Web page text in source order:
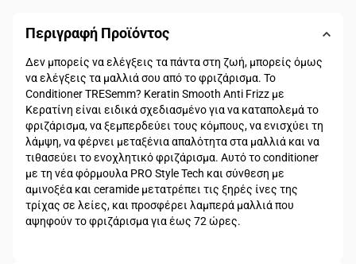
Περιγραφή Προϊόντος
Δεν μπορείς να ελέγξεις τα πάντα στη ζωή, μπορείς όμως
να ελέγξεις τα μαλλιά σου από το φριζάρισμα. Το
Conditioner TRESemm? Keratin Smooth Anti Frizz με
Κερατίνη είναι ειδικά σχεδιασμένο για να καταπολεμά το
φριζάρισμα, να ξεμπερδεύει τους κόμπους, να ενισχύει τη
λάμψη, να φέρνει μεταξένια απαλότητα στα μαλλιά και να
τιθασεύει το ενοχλητικό φριζάρισμα. Αυτό το conditioner
με τη νέα φόρμουλα PRO Style Tech και σύνθεση με
αμινοξέα και ceramide μετατρέπει τις ξηρές ίνες της
τρίχας σε λείες, και προσφέρει λαμπερά μαλλιά που
αψηφούν το φριζάρισμα για έως 72 ώρες.